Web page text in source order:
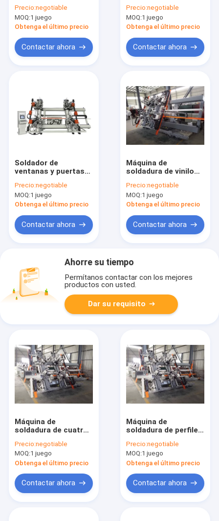
y ventanas de PVC
Precio:negotiable
MOQ:1 juego
Obtenga el último precio
Contactar ahora
Precio:negotiable
MOQ:1 juego
Obtenga el último precio
Contactar ahora
Soldador de
ventanas y puertas
cuatro puntos
Precio:negotiable
MOQ:1 juego
Obtenga el último precio
Contactar ahora
Máquina de
soldadura de vinilo
Precio:negotiable
MOQ:1 juego
Obtenga el último precio
Contactar ahora
Ahorre su tiempo
Permítanos contactar con los mejores
productos con usted.
Dar su requisito
Máquina de
soldadura de cuatro
ventanas y puertas
de PVC
Precio:negotiable
MOQ:1 juego
Obtenga el último precio
Contactar ahora
Máquina de
soldadura de perfiles
cuatro puntos
Precio:negotiable
MOQ:1 juego
Obtenga el último precio
Contactar ahora